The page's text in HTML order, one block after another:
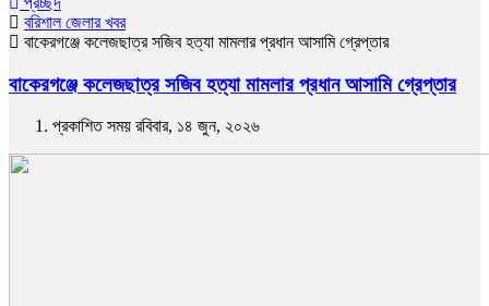
বরিশাল জেলার খবর
বাকেরগঞ্জে কলেজছাত্র সজিব হত্যা মামলার প্রধান আসামি গ্রেপ্তার
বাকেরগঞ্জে কলেজছাত্র সজিব হত্যা মামলার প্রধান আসামি গ্রেপ্তার
প্রকাশিত সময় রবিবার, ১৪ জুন, ২০২৬